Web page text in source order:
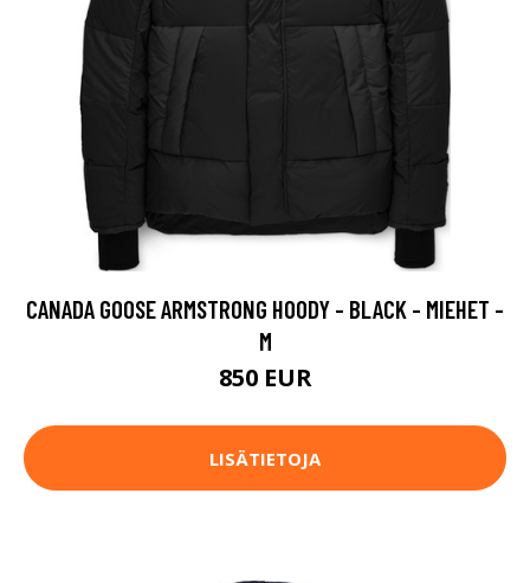
CANADA GOOSE ARMSTRONG HOODY - BLACK - MIEHET -
M
850 EUR
LISÄTIETOJA